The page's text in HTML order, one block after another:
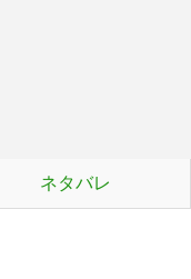
ネタバレ